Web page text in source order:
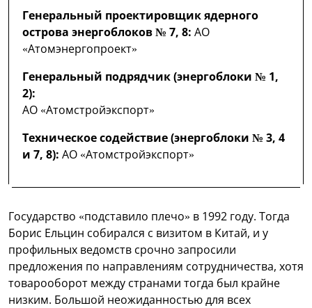
Генеральный проектировщик ядерного
острова энергоблоков № 7, 8: АО
«Атомэнергопроект»
Генеральный подрядчик (энергоблоки № 1,
2):
АО «Атомстройэкспорт»
Техническое содействие (энергоблоки № 3, 4
и 7, 8): АО «Атомстройэкспорт»
Государство «подставило плечо» в 1992 году. Тогда
Борис Ельцин собирался с визитом в Китай, и у
профильных ведомств срочно запросили
предложения по направлениям сотрудничества, хотя
товарооборот между странами тогда был крайне
низким. Большой неожиданностью для всех